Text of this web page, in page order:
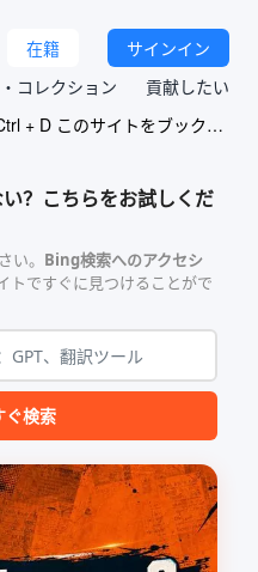
サインイン
在籍
コレクション
貢献したい
Ctrl + D このサイトをブックマークする
？こちらをお試しくだ
い。 Bing検索へのアクセシ
トですぐに見つけることがで
ぐ検索